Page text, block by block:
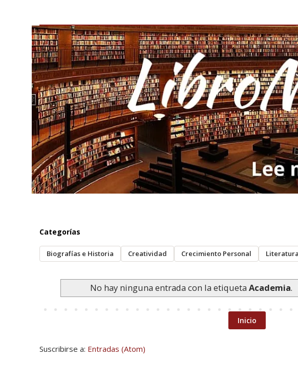
Categorías
Biografías e Historia Creatividad Crecimiento Personal
No hay ninguna entrada con la etiqueta Academia.
Inicio
Suscribirse a: Entradas (Atom)